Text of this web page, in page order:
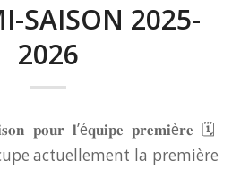
SAISON 2025-
2026
𝐩𝐨𝐮𝐫 𝐥’é𝐪𝐮𝐢𝐩𝐞 𝐩𝐫𝐞𝐦𝐢è𝐫𝐞 🗓️
actuellement la première